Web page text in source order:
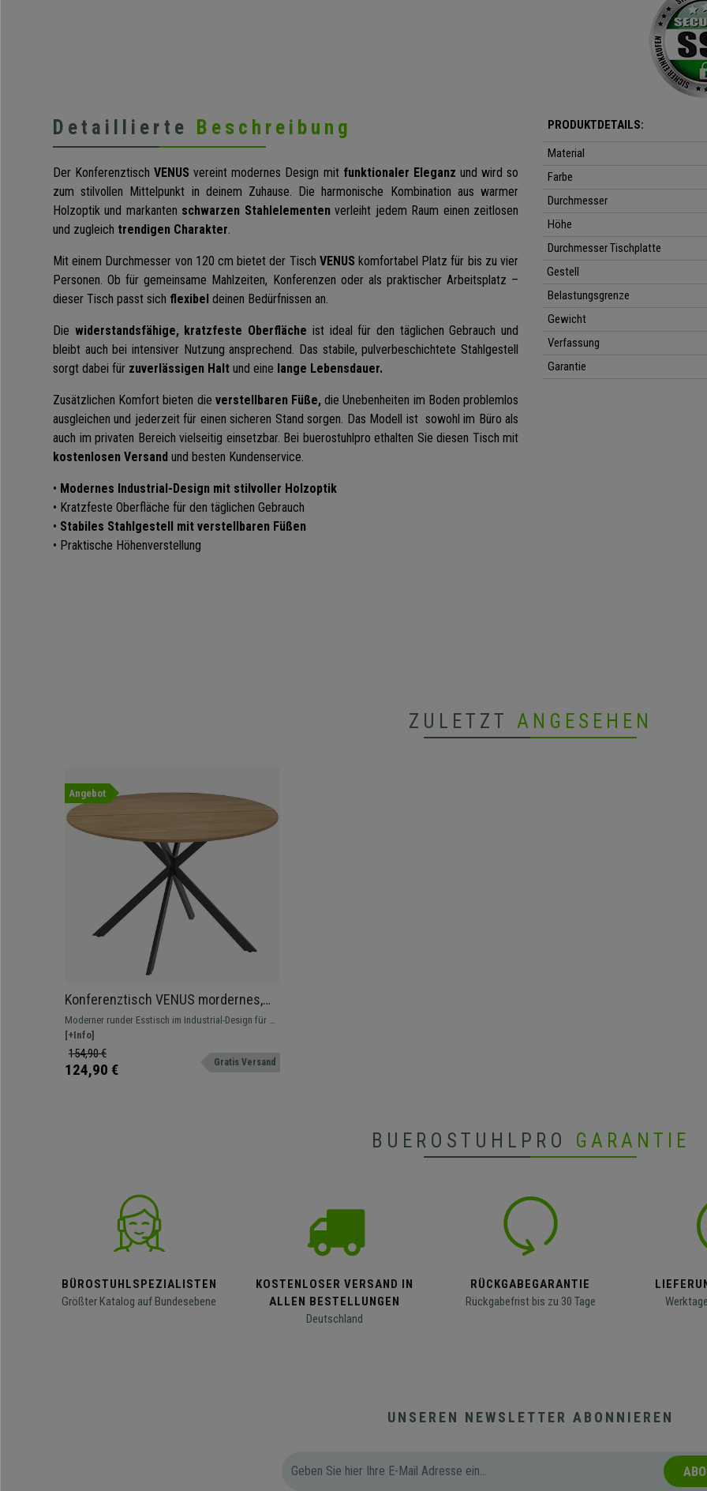
Detaillierte Beschreibung
Der KonferenztischVENUS vereint modernes Design mit funktionaler Eleganz und wird so
zum stilvollen Mittelpunkt in deinem Zuhause. Die harmonische Kombination aus warmer
Holzoptik und markanten schwarzen Stahlelementenverleiht jedem Raum einen zeitlosen
und zugleich trendigen Charakter.
Mit einem Durchmesser von 120 cm bietet der Tisch VENUS komfortabel Platz für bis zu vier
Personen. Ob für gemeinsame Mahlzeiten, Konferenzen oder als praktischer Arbeitsplatz –
dieser Tisch passt sich flexibel deinen Bedürfnissen an.
Die widerstandsfähige, kratzfeste Oberfläche ist ideal für den täglichen Gebrauch und
bleibt auch bei intensiver Nutzung ansprechend. Das stabile, pulverbeschichtete Stahlgestell
sorgt dabei für zuverlässigen Halt und eine lange Lebensdauer.
Zusätzlichen Komfort bieten die verstellbaren Füße, die Unebenheiten im Boden problemlos
ausgleichen und jederzeit für einen sicheren Stand sorgen. Das Modell ist sowohl im Büro als
auch im privaten Bereich vielseitig einsetzbar. Bei buerostuhlpro ethalten Sie diesen Tisch mit
kostenlosen Versand und besten Kundenservice.
• Modernes Industrial-Design mit stilvoller Holzoptik
• Kratzfeste Oberfläche für den täglichen Gebrauch
• Stabiles Stahlgestell mit verstellbaren Füßen
• Praktische Höhenverstellung
PRODUKTDETAILS:
Material
Farbe
Durchmesser
Höhe
Durchmesser Tischplatte
Gestell
Belastungsgrenze
Gewicht
Verfassung
Garantie
ZULETZT ANGESEHEN
Angebot
Konferenztisch VENUS mordernes,
rundes Design, stabiles Stahlgestell,
Durchmesser 120cm, für 4 Personen,
Farbe helle Eiche
Moderner runder Esstisch im Industrial-Design für 4
Personen mit robustem Stahlgestell und Holzoptik,
Durchmesser 120cm
[+Info]
154,90 €
124,90 € Gratis Versand
BUEROSTUHLPRO GARANTIE
BÜROSTUHLSPEZIALISTEN
Größter Katalog auf Bundesebene
KOSTENLOSER VERSAND IN
ALLEN BESTELLUNGEN
Deutschland
RÜCKGABEGARANTIE
Rückgabefrist bis zu 30 Tage
UNSEREN NEWSLETTER ABONNIEREN